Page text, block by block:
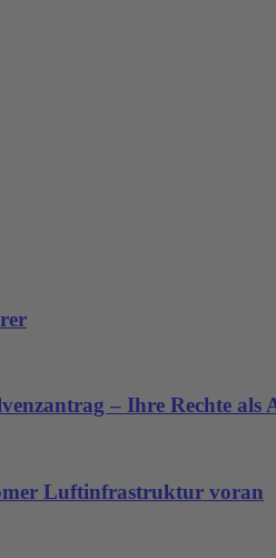
– Ihre Rechte als
Luftinfrastruktur voran